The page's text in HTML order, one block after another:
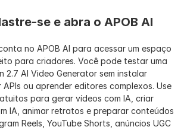
se e abra o APOB AI
no APOB AI para acessar um espaço
para criadores. Você pode testar uma
2.7 AI Video Generator sem instalar
ou aprender editores complexos. Use
para gerar vídeos com IA, criar
IA, animar retratos e preparar conteúdos
Reels, YouTube Shorts, anúncios UGC